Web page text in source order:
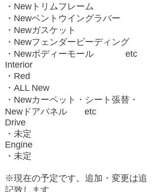
・Newトリムフレーム
・Newベントウイングラバー
・Newガスケット
・Newフェンダービーディング
・Newボディーモール etc
Interior
​・Red
・ALL New
・Newカーペット・シート張替・
Newドアパネル etc
Drive
・未定
Engine
・未定
※現在の予定です。追加・変更は追
記致します。​